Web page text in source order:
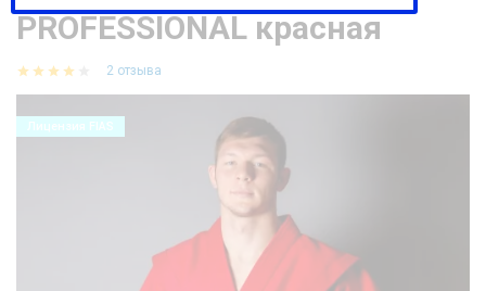
PROFESSIONAL красная
2 отзыва
Лицензия FIAS